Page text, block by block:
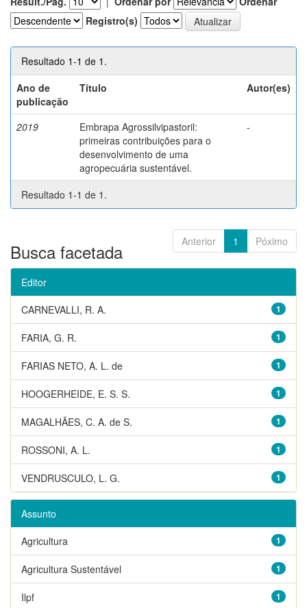
Registro(s)
Resultado 1-1 de 1.
Ano de
publicação
Título Autor(es)
2019
Embrapa Agrossilvipastoril:
primeiras contribuições para o
desenvolvimento de uma
agropecuária sustentável.
-
Resultado 1-1 de 1.
Anterior 1 Póximo
Busca facetada
Editor
1
CARNEVALLI, R. A.
1
FARIA, G. R.
1
FARIAS NETO, A. L. de
1
HOOGERHEIDE, E. S. S.
1
MAGALHÃES, C. A. de S.
1
ROSSONI, A. L.
1
VENDRUSCULO, L. G.
Assunto
1
Agricultura
1
Agricultura Sustentável
1
Ilpf